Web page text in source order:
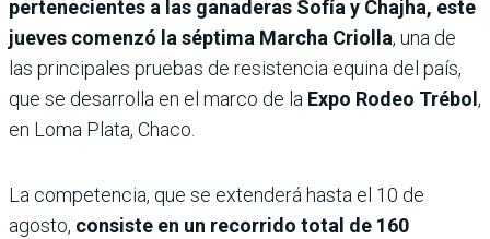
pertenecientes a las ganaderas Sofía y Chajha, este
jueves comenzó la séptima Marcha Criolla, una de
las principales pruebas de resistencia equina del país,
que se desarrolla en el marco de la Expo Rodeo Trébol ,
en Loma Plata, Chaco.
La competencia, que se extenderá hasta el 10 de
agosto, consiste en un recorrido total de 160